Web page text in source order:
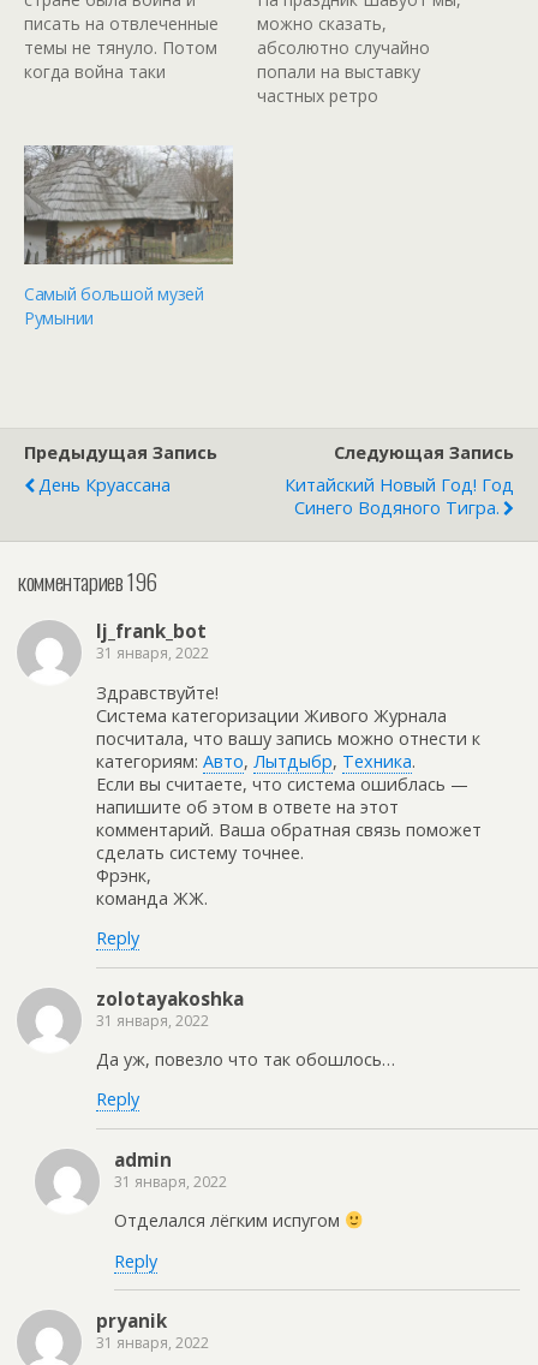
писать на отвлеченные
темы не тянуло. Потом
когда война таки
возможности спокойно
посидеть и про что-
нибудь вам рассказать.
Так что короткой
строкой о прошедших
событиях за последний
месяц. Во-первых, я
решил поменять свой…
можно сказать,
абсолютно случайно
попали на выставку
частных ретро
Самый большой музей
Румынии
Предыдущая Запись
День Круассана
Следующая Запись
Китайский Новый Год! Год
Синего Водяного Тигра.
комментариев 196
lj_frank_bot
31 января, 2022
Здравствуйте!
Система категоризации Живого Журнала
посчитала, что вашу запись можно отнести к
категориям: Авто, Лытдыбр, Техника.
Если вы считаете, что система ошиблась —
напишите об этом в ответе на этот
комментарий. Ваша обратная связь поможет
сделать систему точнее.
Фрэнк,
команда ЖЖ.
Reply
zolotayakoshka
31 января, 2022
Да уж, повезло что так обошлось…
Reply
admin
31 января, 2022
Отделался лёгким испугом
Reply
pryanik
31 января, 2022